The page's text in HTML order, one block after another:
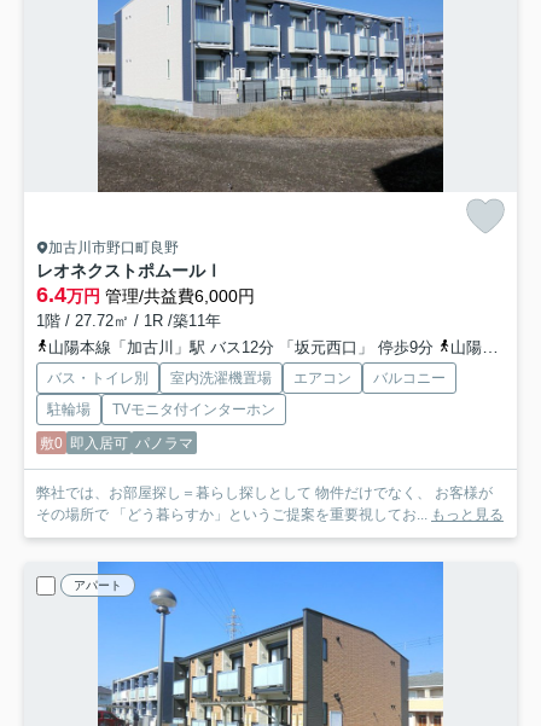
加古川市野口町良野
レオネクストポムールⅠ
6.4万円 管理/共益費6,000円
1階 / 27.72㎡ / 1R /築11年
山陽本線「加古川」駅 バス12分 「坂元西口」 停歩9分
山陽本線「加古川」駅 徒歩22分
バス・トイレ別 室内洗濯機置場 エアコン
バルコニー
駐輪場
TVモニタ付インターホン
敷0 即入居可 パノラマ
弊社では、お部屋探し＝暮らし探しとして 物件だけでなく、 お客様が
その場所で 「どう暮らすか」というご提案を重要視してお... もっと見る
アパート